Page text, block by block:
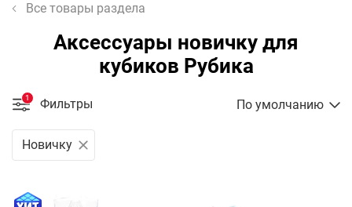
Все товары раздела
Аксессуары новичку для
кубиков Рубика
Фильтры
1 По умолчанию
Новичку